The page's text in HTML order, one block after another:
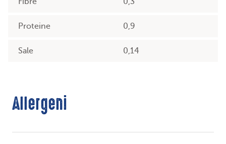
Proteine 0,9
Sale 0,14
Allergeni